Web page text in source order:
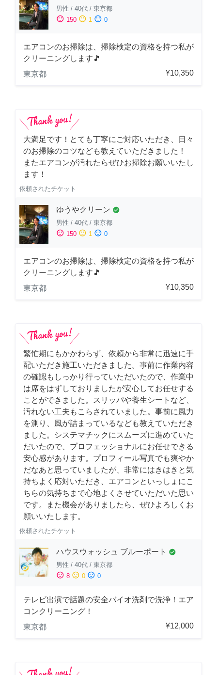
男性 / 40代 / 東京都
sentiment_satisfied 150 sentiment_neutral 1 sentiment_dissatisfied 0
エアコンのお掃除は、掃除検定の資格を持つ私が
クリーニングします🎵
東京都
¥10,350
大満足です！とても丁寧にご対応いただき、日々
のお掃除のコツなども教えていただきました！
またエアコンが汚れたらぜひお掃除お願いいたし
ます！
依頼されたチケット
ゆうやクリーン check_circle
男性 / 40代 / 東京都
sentiment_satisfied 150 sentiment_neutral 1 sentiment_dissatisfied 0
エアコンのお掃除は、掃除検定の資格を持つ私が
クリーニングします🎵
東京都
¥10,350
繁忙期にもかかわらず、依頼から非常に迅速に手
配いただき施工いただきました。事前に作業内容
の確認もしっかり行っていただいたので、作業中
は席をはずしておりましたが安心してお任せする
ことができました。スリッパや養生シートなど、
汚れない工夫もこらされていました。事前に風力
を測り、風が詰まっているなども教えていただき
ました。システマチックにスムーズに進めていた
だいたので、プロフェッショナルにお任せできる
安心感があります。プロフィール写真でも爽やか
だなあと思っていましたが、非常にはきはきと気
持ちよく応対いただき、エアコンといっしょにこ
ちらの気持ちまで心地よくさせていただいた思い
です。また機会がありましたら、ぜひよろしくお
願いいたします。
依頼されたチケット
ハウスウォッシュ ブルーポート check_circle
男性 / 40代 / 東京都
sentiment_satisfied 8 sentiment_neutral 0 sentiment_dissatisfied 0
テレビ出演で話題の安全バイオ洗剤で洗浄！エア
コンクリーニング！
東京都
¥12,000